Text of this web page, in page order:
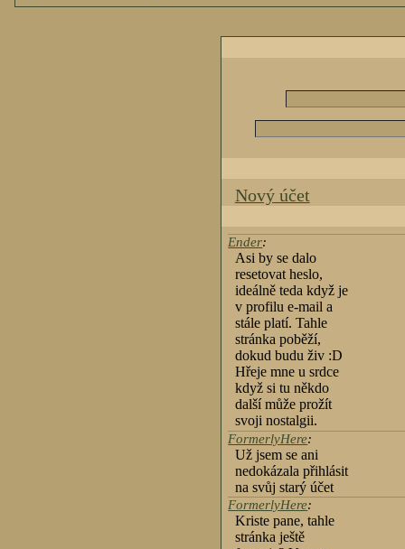
Nový účet
Ender:
Asi by se dalo
resetovat heslo,
ideálně teda když je
v profilu e-mail a
stále platí. Tahle
stránka poběží,
dokud budu živ :D
Hřeje mne u srdce
když si tu někdo
další může prožít
svoji nostalgii.
FormerlyHere:
Už jsem se ani
nedokázala přihlásit
na svůj starý účet
FormerlyHere:
Kriste pane, tahle
stránka ještě